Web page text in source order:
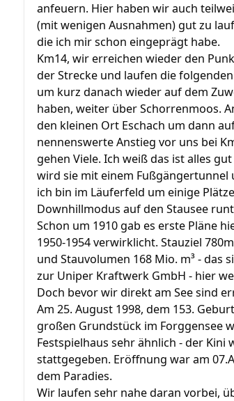
anfeuern. Hier haben wir auch
(mit wenigen Ausnahmen) gut zu
die ich mir schon eingeprägt habe.
Km14, wir erreichen wieder den
der Strecke und laufen die
um kurz danach wieder auf dem
haben, weiter über Schorrenmoos.
den kleinen Ort Eschach um dann
nennenswerte Anstieg vor uns bei
gehen Viele. Ich weiß das ist alles
wird sie mit einem
ich bin im Läuferfeld um einige
Downhillmodus auf den Stausee
Schon um 1910 gab es erste Pläne
1950-1954 verwirklicht. Stauziel
und Stauvolumen 168 Mio. m³ - das
zur Uniper Kraftwerk GmbH - hier
Doch bevor wir direkt am See sind
Am 25. August 1998, dem 153.
großen Grundstück im Forggensee
Festspielhaus sehr ähnlich - der
stattgegeben. Eröffnung war am
dem Paradies.
Wir laufen sehr nahe daran vorbei,